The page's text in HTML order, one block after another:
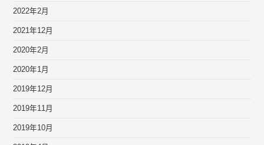
2022年2月
2021年12月
2020年2月
2020年1月
2019年12月
2019年11月
2019年10月